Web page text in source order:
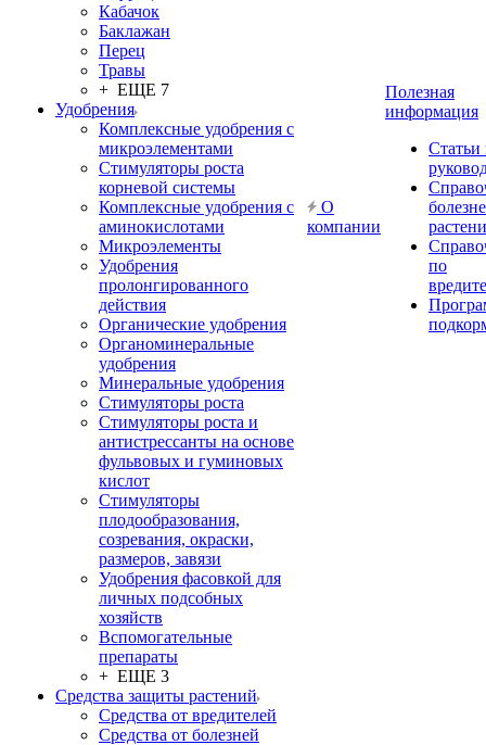
Кабачок
Баклажан
Перец
Травы
+ ЕЩЕ 7
Удобрения
Комплексные удобрения с
микроэлементами
Стимуляторы роста
корневой системы
Комплексные удобрения с
аминокислотами
Микроэлементы
Удобрения
пролонгированного
действия
Органические удобрения
Органоминеральные
удобрения
Минеральные удобрения
Стимуляторы роста
Стимуляторы роста и
антистрессанты на основе
фульвовых и гуминовых
кислот
Стимуляторы
плодообразования,
созревания, окраски,
размеров, завязи
Удобрения фасовкой для
личных подсобных
хозяйств
Вспомогательные
препараты
+ ЕЩЕ 3
Средства защиты растений
Средства от вредителей
Средства от болезней
О
компании
Полезная
информация
Статьи
по